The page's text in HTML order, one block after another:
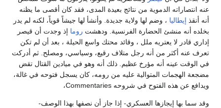
عنه انتصاراته الدموية من نتائج بعيدة المدى، فقد كان أقصى ما يظنه
أنه أنقذ إيطاليا ، وضم لها ولاية جديدة. وأنشأ لها جيشاً قوياً، لكنه لم يدر
بخلده أنه منشئ الحضارة الفرنسية. ودهشت روما إذ وجدت أن قيصر
إداري قادر لا يعتريه ملل ، وقائد محتك واسع الحيلة ، بعد أن لم تكن
تعرف عنه أكثر من أنه رجل متلاف رقيع، وسياسي، ومصلح. ثم أدركت
في الوقت عينه أنه مؤرخ عظيم. ذلك أنه وهو في ميادين القتال تقض
مضجعة الهجمات المتوالية عليه من رومه، كان يسجل فتوحه في غالة،
ويدافع عن هذه الفتوح في شروحه Commentaries،
وقد سما بها إيجازها العسكري- إذا جاز أن نصفها بهذا الوصف-